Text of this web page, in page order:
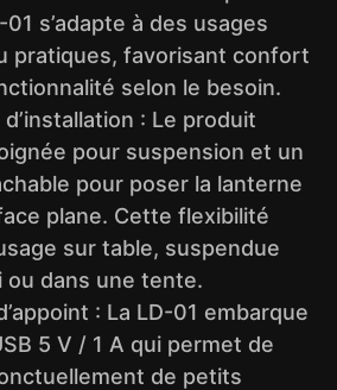
s’adapte à des usages
pratiques, favorisant confort
selon le besoin.
: Le produit
pour suspension et un
pour poser la lanterne
plane. Cette flexibilité
sur table, suspendue
ou dans une tente.
: La LD-01 embarque
5 V / 1 A qui permet de
de petits